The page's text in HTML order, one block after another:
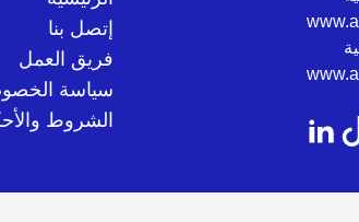
إتصل بنا
فريق العمل
سياسة
الشروط